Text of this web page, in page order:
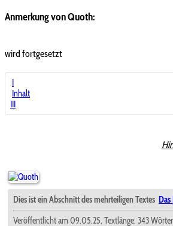
Anmerkung von Quoth:
wird fortgesetzt
Inhalt
Dies ist ein Abschnitt des mehrteiligen Textes Das
Veröffentlicht am 09.05.25. Textlänge: 343